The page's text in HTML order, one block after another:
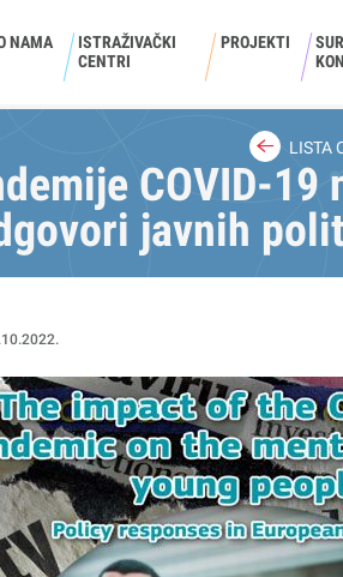
NAMA
ISTRAŽIVAČKI
CENTRI
PROJEKTI
LISTA
COVID-
javnih